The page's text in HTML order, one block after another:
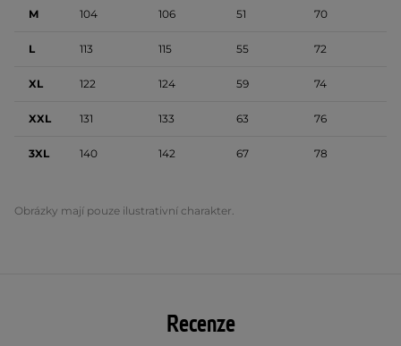
M 104 106 51 70
L 113 115 55 72
XL 122 124 59 74
XXL 131 133 63 76
3XL 140 142 67 78
Obrázky mají pouze ilustrativní charakter.
Recenze